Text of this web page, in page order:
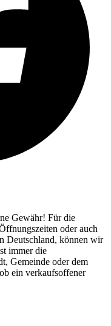
Gewähr! Für die
oder auch
Deutschland, können wir
immer die
Gemeinde oder dem
ein verkaufsoffener